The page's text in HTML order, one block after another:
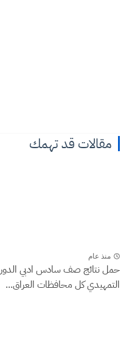
مقالات قد تهمك
منذ عام
حمل نتائج صف سادس ادبي الدور
التمهيدي كل محافظات العراق...